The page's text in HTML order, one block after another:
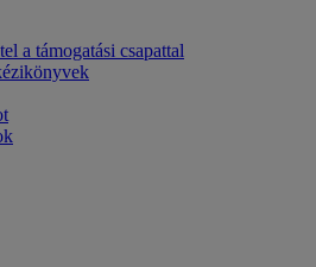
a támogatási csapattal